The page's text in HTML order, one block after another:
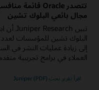
مجال بائعي البلوك تشين
البلوك تشين للمؤسسات لعدد
إلى زيادة عمليات النشر في
العملاء في برامج تجريبية
اقرأ تقرير بحث Juniper (PDF)